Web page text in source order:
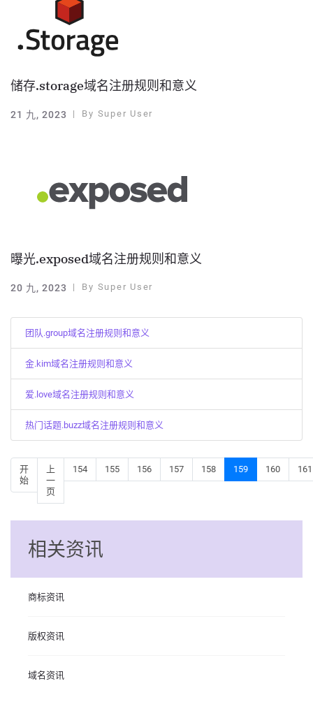
储存.storage域名注册规则和意义
21 九, 2023 By Super User
曝光.exposed域名注册规则和意义
20 九, 2023 By Super User
团队.group域名注册规则和意义
金.kim域名注册规则和意义
爱.love域名注册规则和意义
热门话题.buzz域名注册规则和意义
开
始
上
一
页
154 155 156 157 158 159 160 161
相关资讯
商标资讯
版权资讯
域名资讯